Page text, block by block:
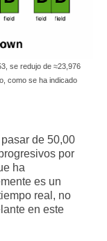
se redujo de ≈23,976
como se ha indicado
de 50,00
por
ha
es un
real, no
en este